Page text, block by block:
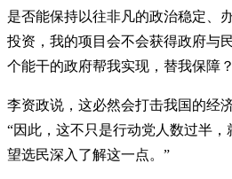
是否能保持以往非凡的政治稳定、
投资，我的项目会不会获得政府与
个能干的政府帮我实现，替我保障
李资政说，这必然会打击我国的经
“因此，这不只是行动党人数过半
望选民深入了解这一点。”